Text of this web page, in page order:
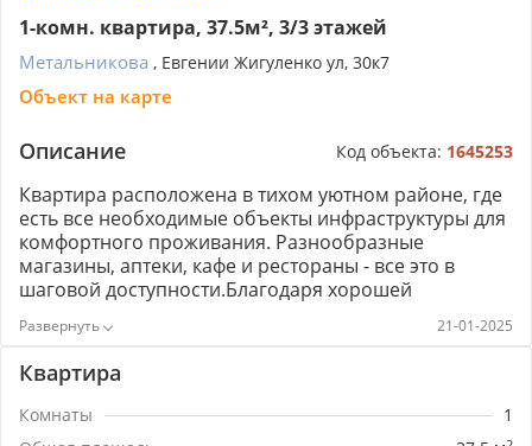
1-комн. квартира, 37.5м², 3/3 этажей
Метальникова , Евгении Жигуленко ул, 30к7
Объект на карте
Описание Код объекта: 1645253
Квартира расположена в тихом уютном районе, где
есть все необходимые объекты инфраструктуры для
комфортного проживания. Разнообразные
магазины, аптеки, кафе и рестораны - все это в
шаговой доступности.Благодаря хорошей
добраться до любой точки города. Рядом
расположена остановка общественного транспорта,
что обеспечивает удобное передвижение.Кроме
того, в пешей доступности находится парк имени
21-01-2025
Квартира
Комнаты
1